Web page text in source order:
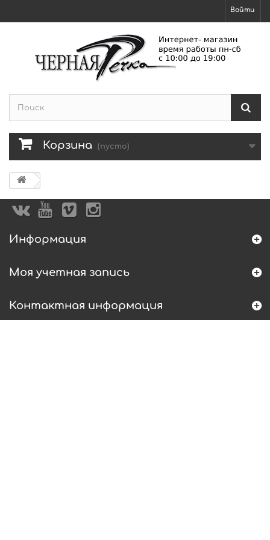
Войти
Корзина (пусто)
Информация
Моя учетная запись
Контактная информация